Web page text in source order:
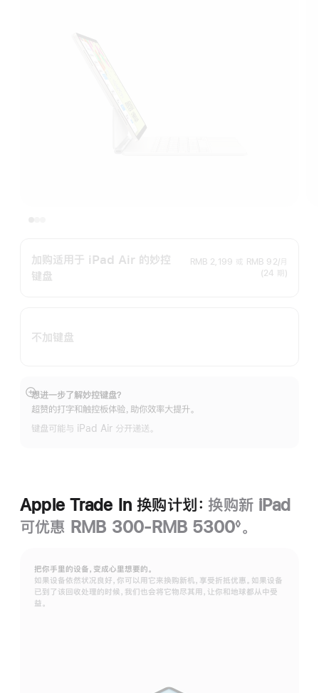
加购适用于 iPad Air 的妙控
键盘
RMB 2,199 或
RMB 92/月
(24 期)
不加键盘
想进一步了解妙控键盘？
超赞的打字和触控板体验，助你效率大提升。
键盘可能与 iPad Air 分开递送。
展
开
Apple Trade In 换购计划： 换购新 iPad
可优惠 RMB 300-RMB 5300◊ 。
把你手里的设备，变成心里想要的。
如果设备依然状况良好，你可以用它来换购新机，享受折抵优惠。如果设备
已到了该回收处理的时候，我们也会将它物尽其用，让你和地球都从中受
益。